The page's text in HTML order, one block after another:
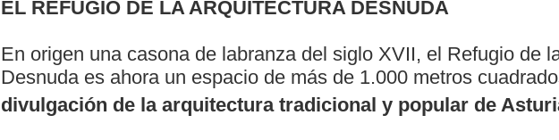
EL REFUGIO DE LA ARQUITECTURA DESNUDA
En origen una casona de labranza del siglo XVII, el Refugio de
Desnuda es ahora un espacio de más de 1.000 metros
divulgación de la arquitectura tradicional y popular de